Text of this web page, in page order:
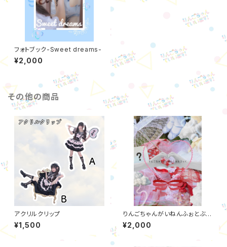
フォトブック-Sweet dreams-
¥2,000
その他の商品
アクリルクリップ
¥1,500
りんごちゃんがいねんふぉとぶっ
く
¥2,000